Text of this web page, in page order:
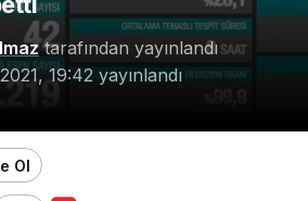
tarafından yayınlandı
19:42 yayınlandı
Ol